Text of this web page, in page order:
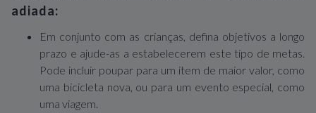
adiada:
Em conjunto com as crianças, defina objetivos a longo
prazo e ajude-as a estabelecerem este tipo de metas.
Pode incluir poupar para um item de maior valor, como
uma bicicleta nova, ou para um evento especial, como
uma viagem.